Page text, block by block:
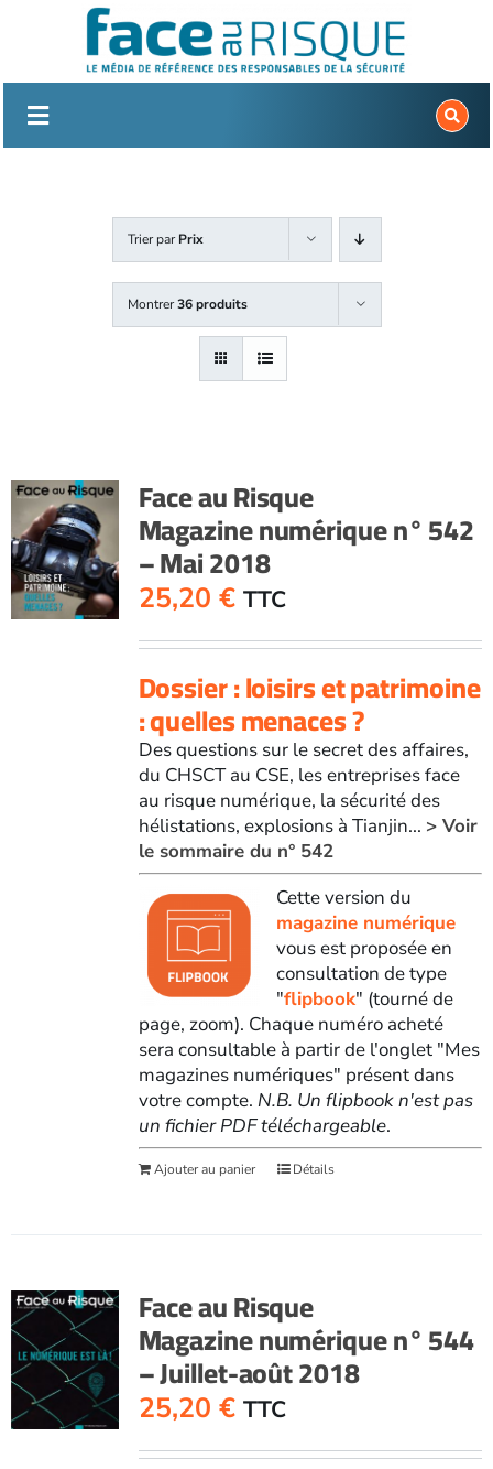
Trier parPrix
Montrer36 produits
Face au Risque
Magazine numérique n° 542
– Mai 2018
25,20 € TTC
Dossier : loisirs et patrimoine
: quelles menaces ?
Des questions sur le secret des affaires,
du CHSCT au CSE, les entreprises face
au risque numérique, la sécurité des
hélistations, explosions à Tianjin... > Voir
le sommaire du n° 542
Cette version du
magazine numérique
vous est proposée en
consultation de type
"flipbook" (tourné de
page, zoom). Chaque numéro acheté
sera consultable à partir de l'onglet "Mes
magazines numériques" présent dans
votre compte. N.B. Un flipbook n'est pas
un fichier PDF téléchargeable.
Ajouter au panier Détails
Face au Risque
Magazine numérique n° 544
– Juillet-août 2018
25,20 € TTC